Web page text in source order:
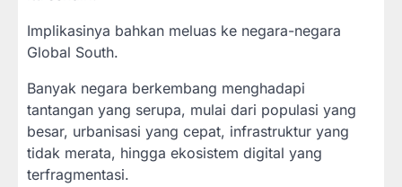
Implikasinya bahkan meluas ke negara-negara
Global South.
Banyak negara berkembang menghadapi
tantangan yang serupa, mulai dari populasi yang
besar, urbanisasi yang cepat, infrastruktur yang
tidak merata, hingga ekosistem digital yang
terfragmentasi.